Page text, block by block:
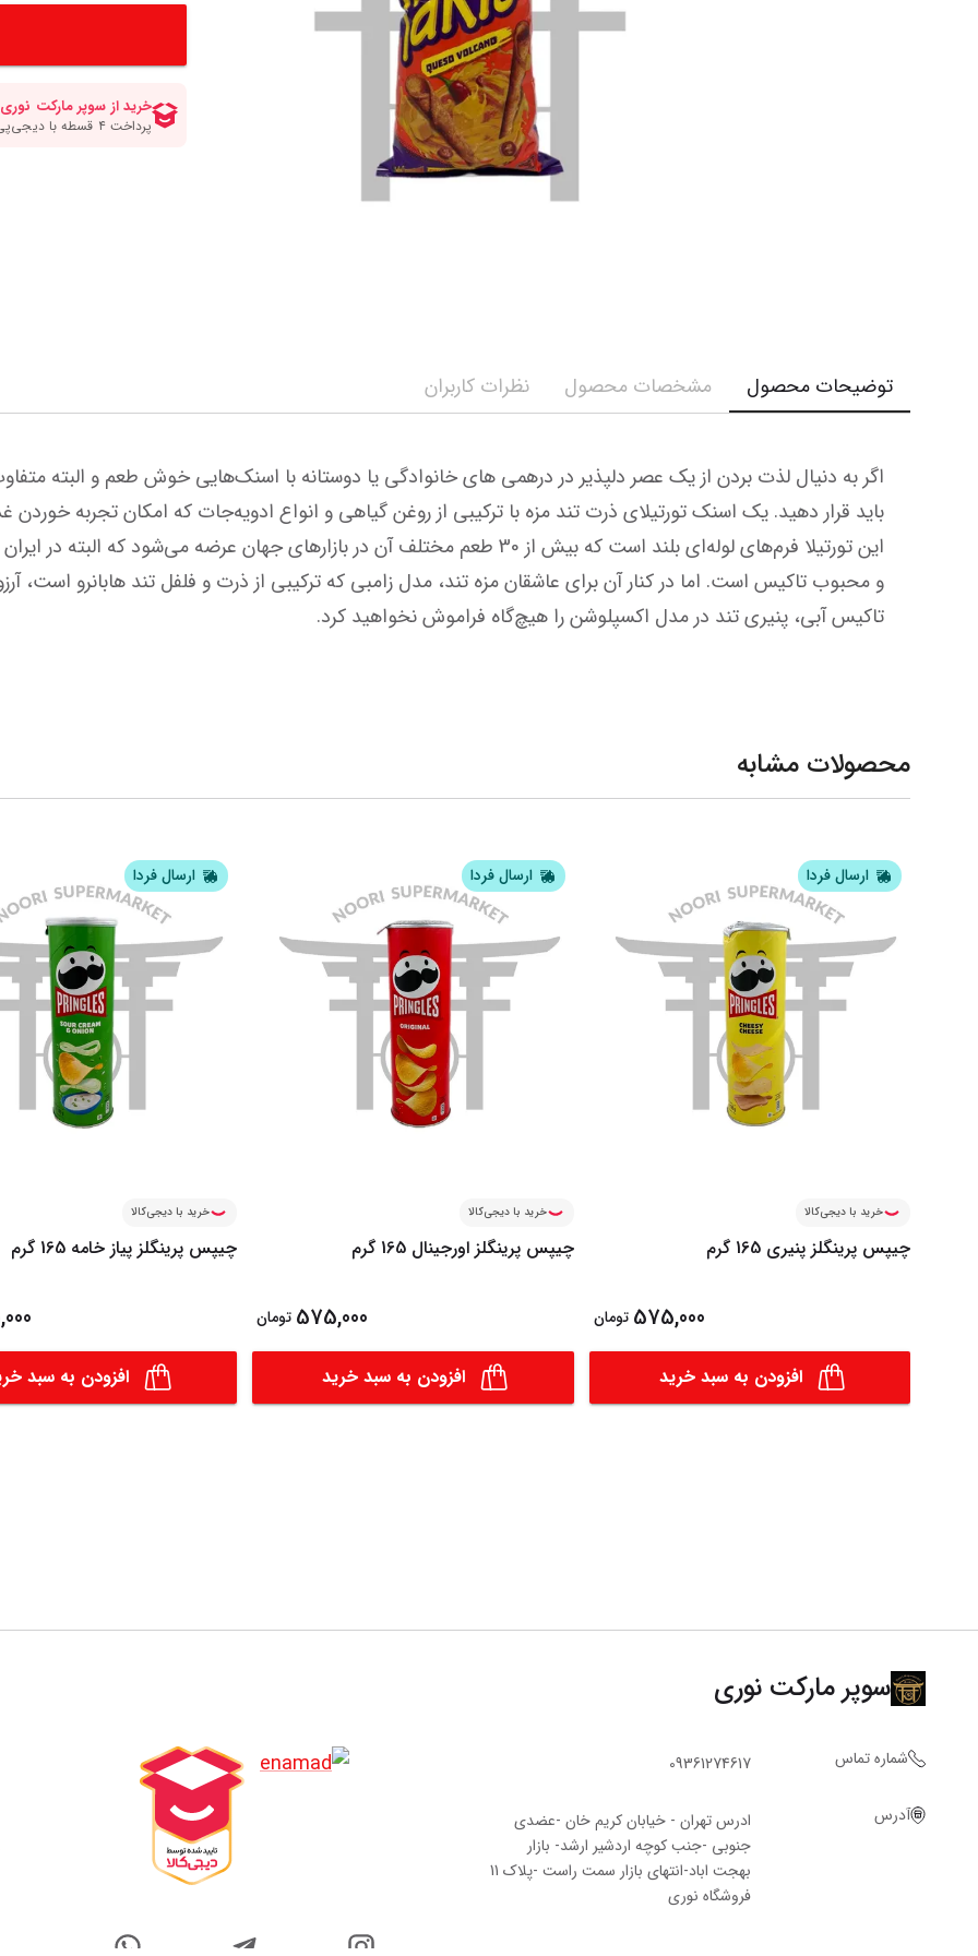
نمایش همه محصولات
ترشی جینجر و مایونز و سیراچا
شکلات و تافی
توضیحات محصول مشخصات محصول نظرات کاربران
تاکیس آبی، پنیری تند در مدل اکسپلوشن را هیچ‌گاه فراموش نخواهید کرد.
محصولات مشابه
ارسال فردا
خرید با دیجی‌کالا
چیپس پرینگلز پنیری 165 گرم
575,000 تومان
افزودن به سبد خرید
ارسال فردا
خرید با دیجی‌کالا
چیپس پرینگلز اورجینال 165 گرم
575,000 تومان
افزودن به سبد خرید
ارسال فردا
خرید با دیجی‌کالا
چیپس پرینگلز پیاز خامه 165 گرم
افزودن به سبد
سوپر مارکت نوری
شماره تماس 09361274617
آدرس
ادرس تهران - خیابان کریم خان -عضدی
جنوبی -جنب کوچه اردشیر ارشد- بازار
بهجت اباد-انتهای بازار سمت راست -پلاک 11
فروشگاه‌ نوری